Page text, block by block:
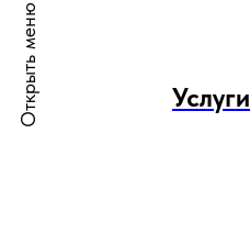
Открыть меню Услуги